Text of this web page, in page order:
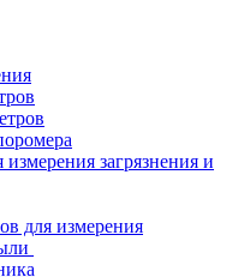
загрязнения и
для измерения